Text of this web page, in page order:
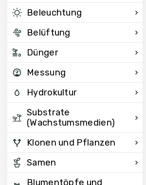
Beleuchtung
Belüftung
Dünger
Messung
Hydrokultur
Substrate
(Wachstumsmedien)
Klonen und Pflanzen
Samen
Blumentöpfe und